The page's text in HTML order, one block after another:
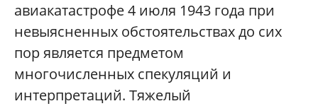
авиакатастрофе 4 июля 1943 года при
невыясненных обстоятельствах до сих
пор является предметом
многочисленных спекуляций и
интерпретаций. Тяжелый